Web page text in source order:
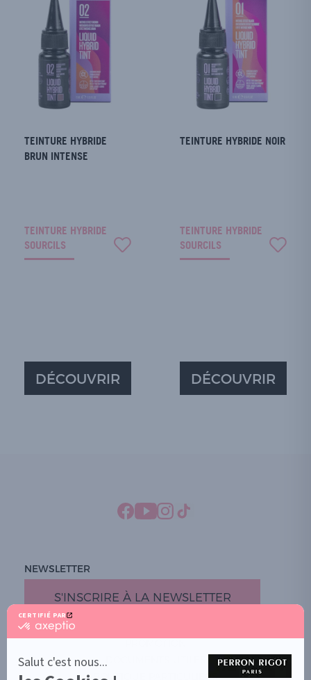
CERTIFIÉ PAR
certifié
En
Salut c'est nous...
TEINTURE HYBRIDE
BRUN INTENSE
TEINTURE HYBRIDE
SOURCILS
DÉCOUVRIR
TEINTURE HYBRIDE NOIR
TEINTURE HYBRIDE
SOURCILS
DÉCOUVRIR
NEWSLETTER
S'INSCRIRE À LA NEWSLETTER
BOUTIQUE PARTICULIERS